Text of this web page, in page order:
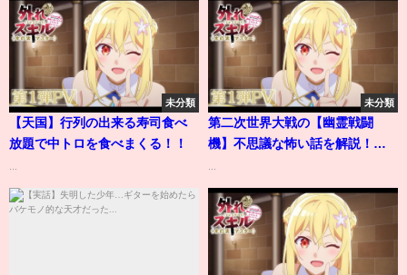
未分類
【天国】行列の出来る寿司食べ
放題で中トロを食べまくる！！
未分類
第二次世界大戦の【幽霊戦闘
機】不思議な怖い話を解説！撃